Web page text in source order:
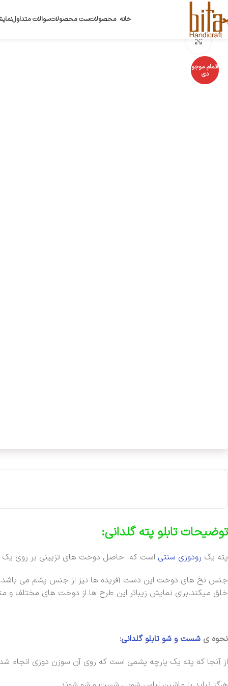
خانه محصولاتست محصولاتسوالات متداول
اتمام موجو
دی
توضیحات تابلو پته گلدانی:
پته یک رودوزی سنتی است که حاصل دوخت های تزیینی بر روی یک
جنس نخ های دوخت این دست آفریده ها نیز از جنس پشم می باشد.
خلق میکند.برای نمایش زیباتر این طرح ها از دوخت های مختلف و
نحوه ی شست و شو تابلو گلدانی:
از آنجا که پته یک پارچه پشمی است که روی آن سوزن دوزی انجام